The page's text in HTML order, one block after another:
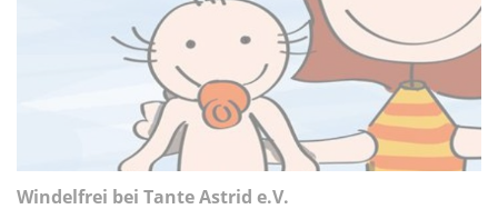
Windelfrei bei Tante Astrid e.V.